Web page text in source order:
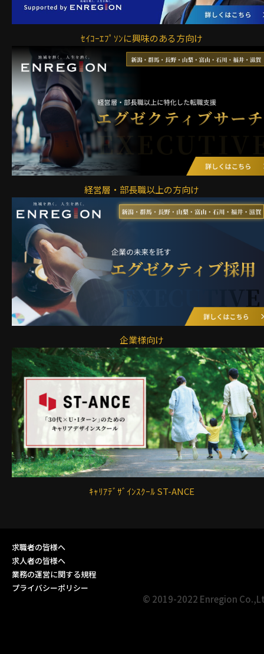
ｾｲｺｰｴﾌﾟｿﾝに興味のある方向け
経営層・部長職以上の方向け
企業様向け
ｷｬﾘｱﾃﾞｻﾞｲﾝｽｸｰﾙ ST-ANCE
求職者の皆様へ
求人者の皆様へ
業務の運営に関する規程
プライバシーポリシー
© 2019-2022 Enregion